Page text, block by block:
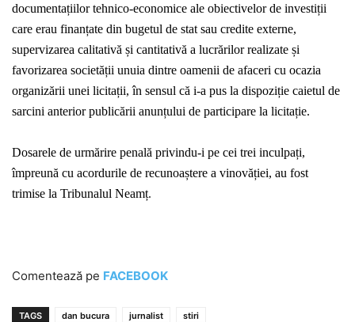
documentațiilor tehnico-economice ale obiectivelor de investiții
care erau finanțate din bugetul de stat sau credite externe,
supervizarea calitativă și cantitativă a lucrărilor realizate și
favorizarea societății unuia dintre oamenii de afaceri cu ocazia
organizării unei licitații, în sensul că i-a pus la dispoziție caietul de
sarcini anterior publicării anunțului de participare la licitație.
Dosarele de urmărire penală privindu-i pe cei trei inculpați,
împreună cu acordurile de recunoaștere a vinovăției, au fost
trimise la Tribunalul Neamț.
Comentează pe FACEBOOK
TAGS dan bucura jurnalist stiri